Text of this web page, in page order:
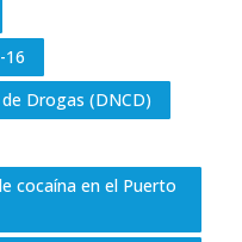
16
Drogas (DNCD)
cocaína en el Puerto